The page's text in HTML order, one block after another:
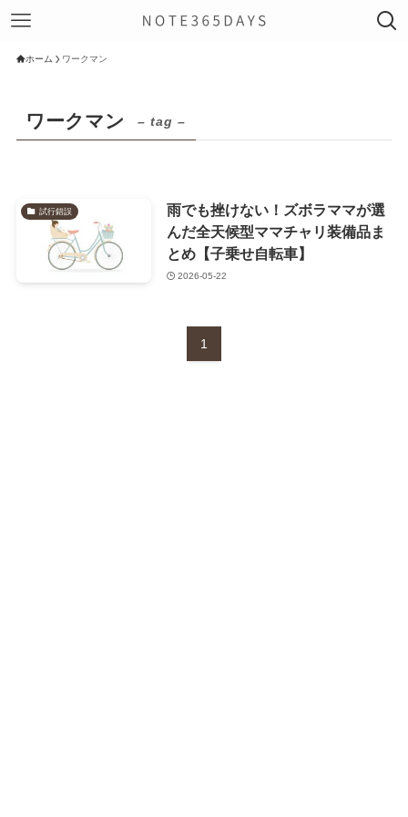
ホーム ワークマン
ワークマン – tag –
試行錯誤
雨でも挫けない！ズボラママが選
んだ全天候型ママチャリ装備品ま
とめ【子乗せ自転車】
2026-05-22
1